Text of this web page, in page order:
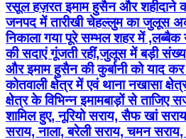
रसूल हज़रत इमाम हुसैन और शहीदाने
जनपद में तारीखी चेहल्लुम का जुलूस
निकाला गया पूरे सम्भल शहर में
की सदाएं गूंजती रहीं,जुलूस में बड़ी
और इमाम हुसैन की कुर्बानी को याद
कोतवाली क्षेत्र में एवं थाना नखासा
क्षेत्र के विभिन्न इमामबाड़ों से
शामिल हुए, नूरियो सराय, सैफ खां
सराय, नाला, बरेली सराय, चमन